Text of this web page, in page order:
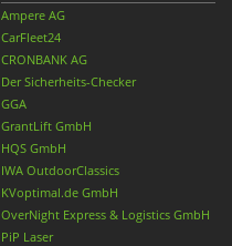
Ampere AG
CarFleet24
CRONBANK AG
Der Sicherheits-Checker
GGA
GrantLift GmbH
HQS GmbH
IWA OutdoorClassics
KVoptimal.de GmbH
OverNight Express & Logistics GmbH
PiP Laser